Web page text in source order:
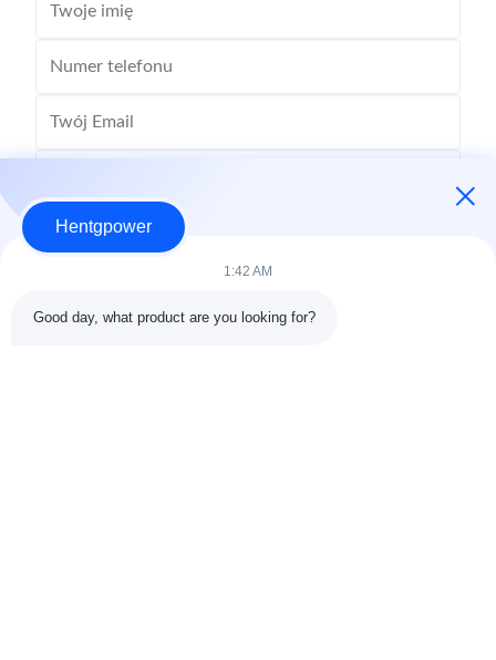
Hentgpower
1:42 AM
Good day, what product are you looking for?